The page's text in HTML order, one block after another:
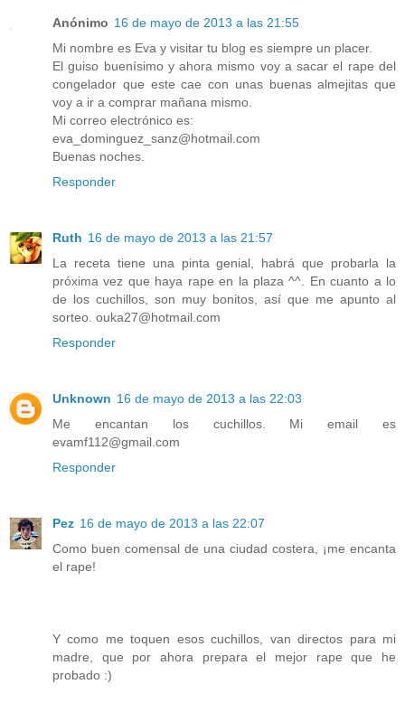
Anónimo 16 de mayo de 2013 a las 21:55
Mi nombre es Eva y visitar tu blog es siempre un placer.
El guiso buenísimo y ahora mismo voy a sacar el rape del
congelador que este cae con unas buenas almejitas que
voy a ir a comprar mañana mismo.
Mi correo electrónico es:
eva_dominguez_sanz@hotmail.com
Buenas noches.
Responder
Ruth 16 de mayo de 2013 a las 21:57
La receta tiene una pinta genial, habrá que probarla la
próxima vez que haya rape en la plaza ^^. En cuanto a lo
de los cuchillos, son muy bonitos, así que me apunto al
sorteo. ouka27@hotmail.com
Responder
Unknown 16 de mayo de 2013 a las 22:03
Me encantan los cuchillos. Mi email es
evamf112@gmail.com
Responder
Pez 16 de mayo de 2013 a las 22:07
Como buen comensal de una ciudad costera, ¡me encanta
el rape!
Y como me toquen esos cuchillos, van directos para mi
madre, que por ahora prepara el mejor rape que he
probado :)